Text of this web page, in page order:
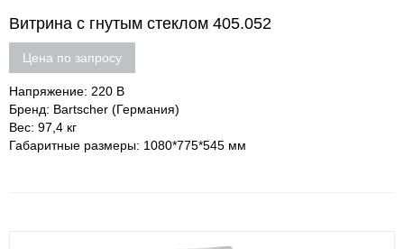
Витрина с гнутым стеклом 405.052
Цена по запросу
Напряжение: 220 В
Бренд: Bartscher (Германия)
Вес: 97,4 кг
Габаритные размеры: 1080*775*545 мм